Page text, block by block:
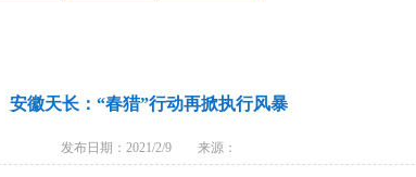
安徽天长：“春猎”行动再掀执行风暴
发布日期：2021/2/9 来源：